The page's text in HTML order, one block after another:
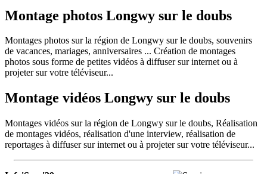
Montage photos Longwy sur le doubs
Montages photos sur la région de Longwy sur le doubs, souvenirs
de vacances, mariages, anniversaires ... Création de montages
photos sous forme de petites vidéos à diffuser sur internet ou à
projeter sur votre téléviseur...
Montage vidéos Longwy sur le doubs
Montages vidéos sur la région de Longwy sur le doubs, Réalisation
de montages vidéos, réalisation d'une interview, réalisation de
reportages à diffuser sur internet ou à projeter sur votre téléviseur...